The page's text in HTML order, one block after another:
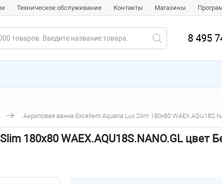
Техническое обслуживание Контакты Магазины
8 495
Акриловая ванна Excellent Aquaria Lux Slim 180x80
180x80 WAEX.AQU18S.NANO.GL